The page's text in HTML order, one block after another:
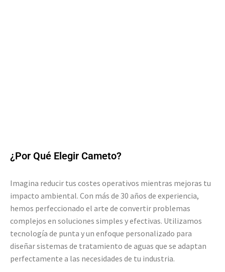
¿Por Qué Elegir Cameto?
Imagina reducir tus costes operativos mientras mejoras tu
impacto ambiental. Con más de 30 años de experiencia,
hemos perfeccionado el arte de convertir problemas
complejos en soluciones simples y efectivas. Utilizamos
tecnología de punta y un enfoque personalizado para
diseñar sistemas de tratamiento de aguas que se adaptan
perfectamente a las necesidades de tu industria.